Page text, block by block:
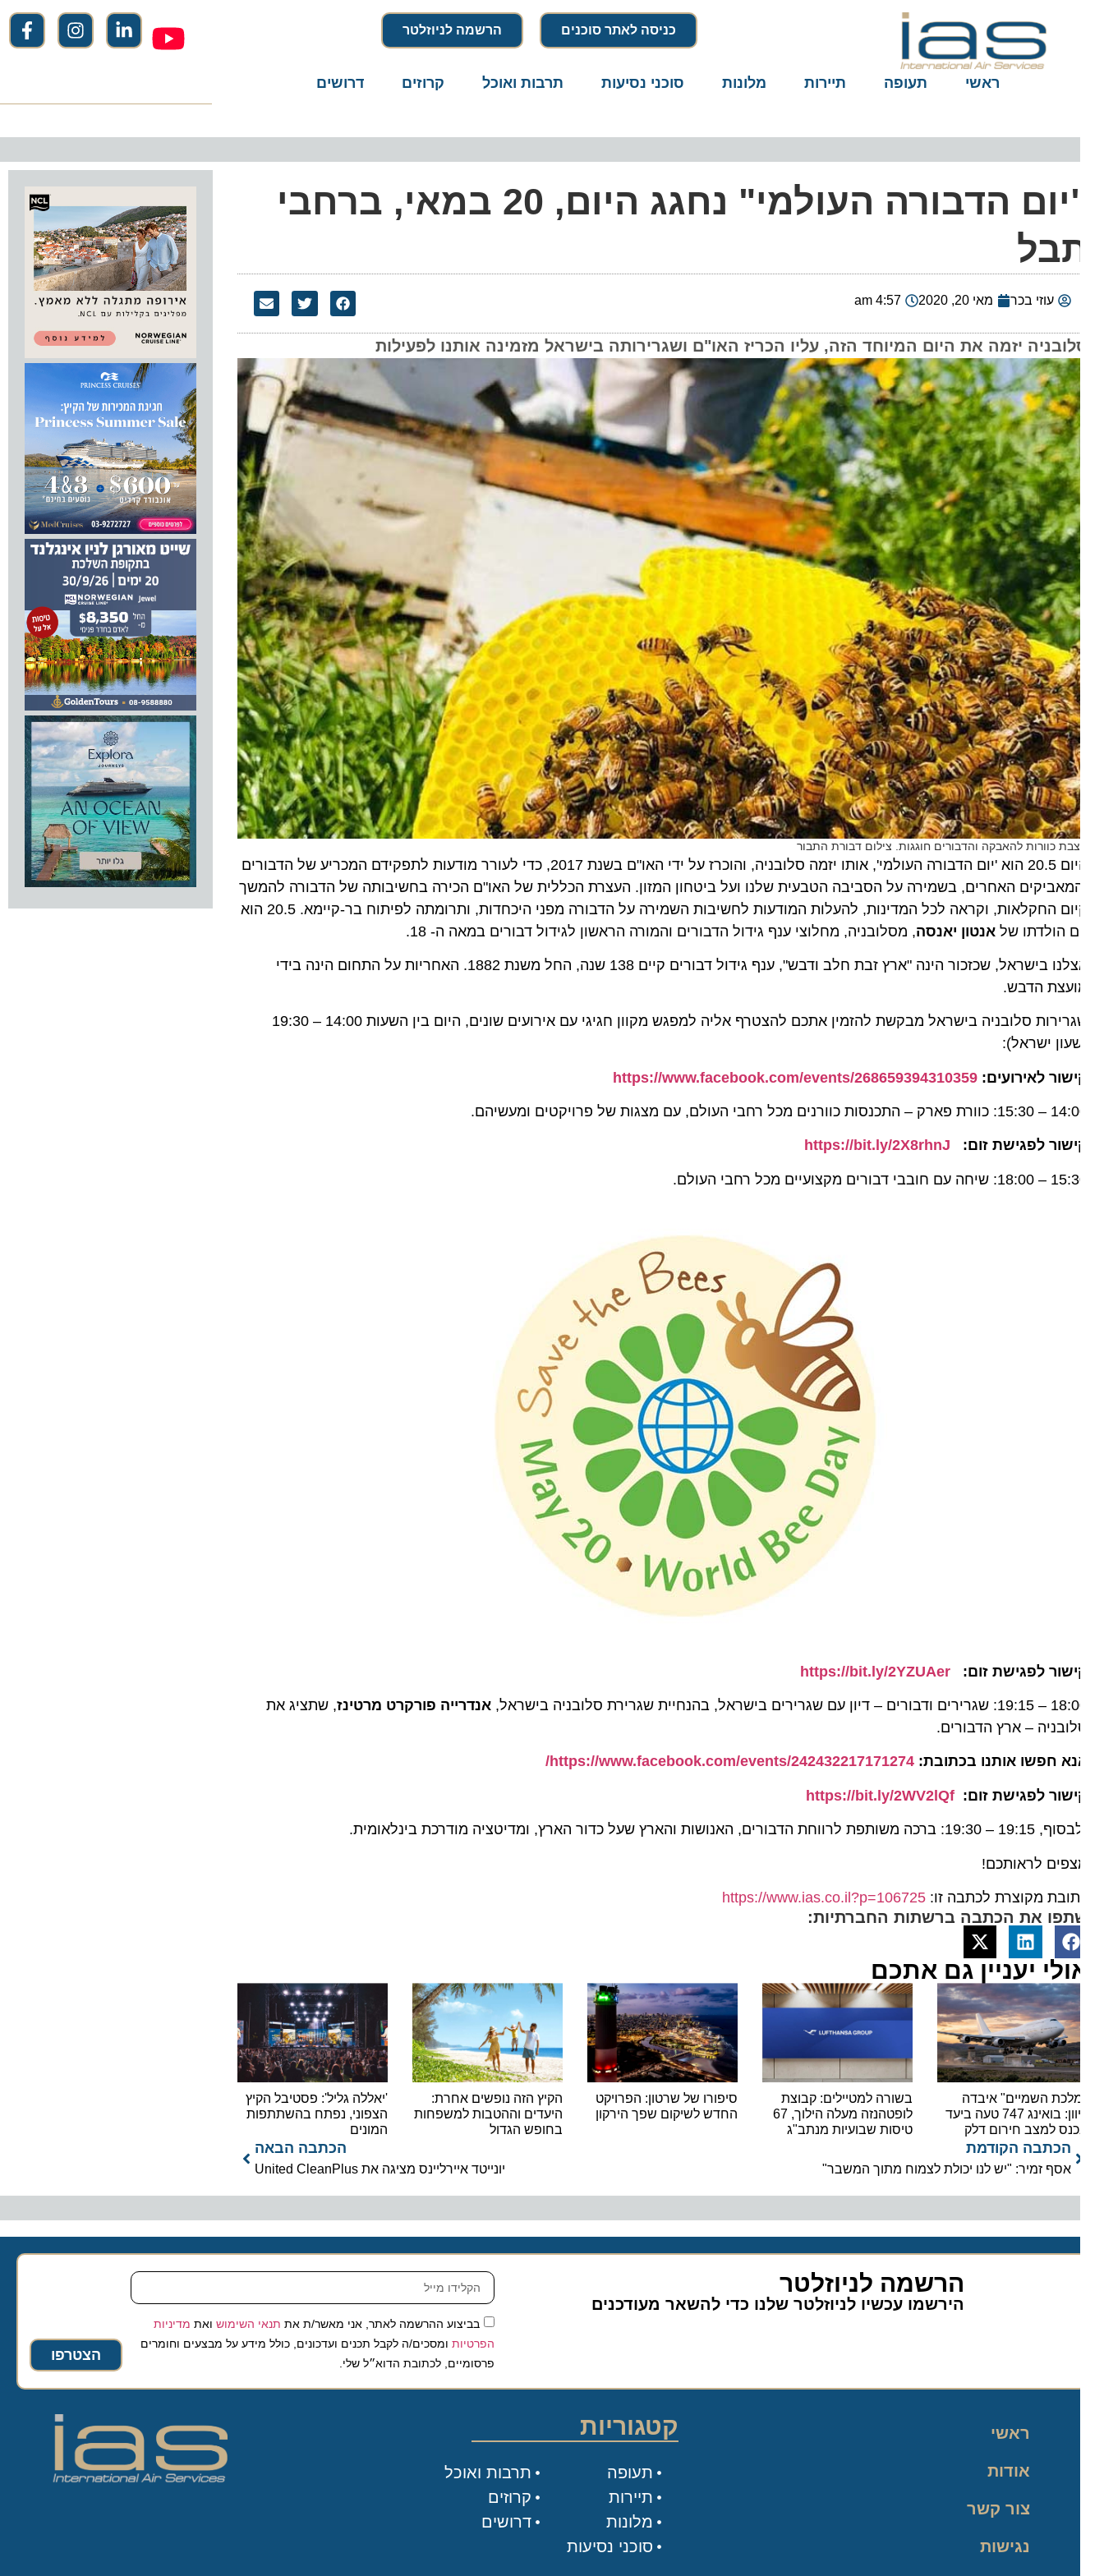
כניסה לאתר סוכנים הרשמה לניוזלטר
ראשי תעופה תיירות מלונות סוכני נסיעות תרבות ואוכל קרוזים דרושים
"יום הדבורה העולמי" נחגג היום, 20 במאי, ברחבי
עוזי בכר מאי 20, 2020 4:57 am
יזמה את היום המיוחד הזה, עליו הכריז האו"ם ושגרירותה בישראל מזמינה אותנו לפעילות
כוורות להאבקה והדבורים חוגגות. צילום דבורת התבור
היום 20.5 הוא 'יום הדבורה העולמי', אותו יזמה סלובניה, והוכרז על ידי האו"ם בשנת 2017, כדי לעורר מודעות לתפקידם המכריע של הדבורים
האחרים, בשמירה על הסביבה הטבעית שלנו ועל ביטחון המזון. העצרת הכללית של האו"ם הכירה בחשיבותה של הדבורה להמשך
קיום החקלאות, וקראה לכל המדינות, להעלות המודעות לחשיבות השמירה על הדבורה מפני היכחדות, ותרומתה לפיתוח בר-קיימא. 20.5 הוא
הולדתו של אנטון יאנסה, מסלובניה, מחלוצי ענף גידול הדבורים והמורה הראשון לגידול דבורים במאה ה- 18.
אצלנו בישראל, שכזכור הינה "ארץ זבת חלב ודבש", ענף גידול דבורים קיים 138 שנה, החל משנת 1882. האחריות על התחום הינה בידי
הדבש.
שגרירות סלובניה בישראל מבקשת להזמין אתכם להצטרף אליה למפגש מקוון חגיגי עם אירועים שונים, היום בין השעות 14:00 – 19:30
ישראל):
לאירועים:https://www.facebook.com/events/268659394310359
– התכנסות כוורנים מכל רחבי העולם, עם מצגות של פרויקטים ומעשיהם.
לפגישת זום:https://bit.ly/2X8rhnJ
עם חובבי דבורים מקצועיים מכל רחבי העולם.
לפגישת זום:https://bit.ly/2YZUAer
– דיון עם שגרירים בישראל, בהנחיית שגרירת סלובניה בישראל, אנדרייה פורקרט מרטינז, שתציג את
– ארץ הדבורים.
חפשו אותנו בכתובת:https://www.facebook.com/events/242432217171274/
לפגישת זום:https://bit.ly/2WV2lQf
ברכה משותפת לרווחת הדבורים, האנושות והארץ שעל כדור הארץ, ומדיטציה מודרכת בינלאומית.
לראותכם!
מקוצרת לכתבה זו:https://www.ias.co.il?p=106725
את הכתבה ברשתות החברתיות:
יעניין גם אתכם
השמיים" איבדה
כיוון: בואינג 747 טעה ביעד
למצב חירום דלק
בשורה למטיילים: קבוצת
לופטהנזה מעלה הילוך, 67
טיסות שבועיות מנתב"ג
סיפורו של שרטון: הפרויקט
החדש לשיקום שפך הירקון
הקיץ הזה נופשים אחרת:
היעדים וההטבות למשפחות
בחופש הגדול
'יאללה גליל': פסטיבל הקיץ
הצפוני, נפתח בהשתתפות
המונים
הכתבה הקודמת
אסף זמיר: "יש לנו יכולת לצמוח מתוך המשבר"
הכתבה הבאה
יונייטד איירליינס מציגה את United CleanPlus
הרשמה לניוזלטר
הירשמו עכשיו לניוזלטר שלנו כדי להשאר מעודכנים
בביצוע ההרשמה לאתר, אני מאשר/ת אתתנאי השימושואת מדיניות
הפרטיותומסכים/ה לקבל תכנים ועדכונים, כולל מידע על מבצעים וחומרים
פרסומיים, לכתובת הדוא״ל שלי.
הצטרפו
ראשי
אודות
צור קשר
נגישות
קטגוריות
תעופה
תיירות
מלונות
סוכני נסיעות
תרבות ואוכל
קרוזים
דרושים